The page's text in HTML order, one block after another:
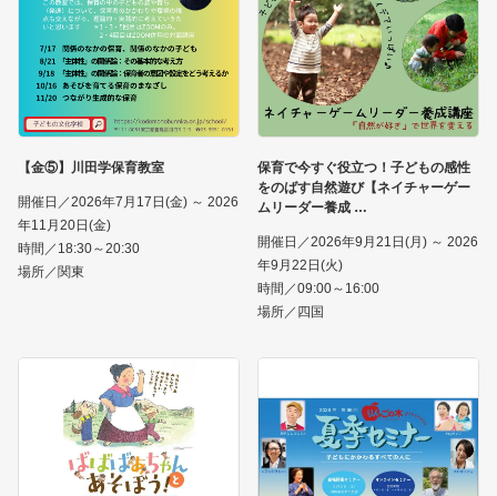
【金⑤】川田学保育教室
開催日／2026年7月17日(金) ～ 2026
年11月20日(金)
時間／18:30～20:30
場所／関東
保育で今すぐ役立つ！子どもの感性
をのばす自然遊び【ネイチャーゲー
ムリーダー養成
開催日／2026年9月21日(月) ～ 2026
年9月22日(火)
時間／09:00～16:00
場所／四国